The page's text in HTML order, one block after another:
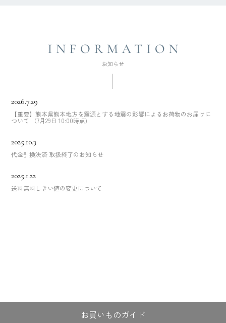
2026.7.29
【重要】熊本県熊本地方を震源とする地震の影響によるお荷物のお届けに
ついて （7月29日 10:00時点)
2025.10.3
代金引換決済 取扱終了のお知らせ
2025.1.22
送料無料しきい値の変更について
お買いものガイド